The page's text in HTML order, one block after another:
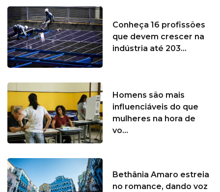
Conheça 16 profissões
que devem crescer na
indústria até 203...
Homens são mais
influenciáveis do que
mulheres na hora de
vo...
Bethânia Amaro estreia
no romance, dando voz